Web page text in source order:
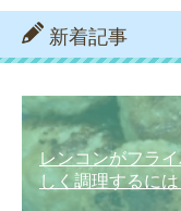
新着記事
レンコンがフラ
しく調理するに